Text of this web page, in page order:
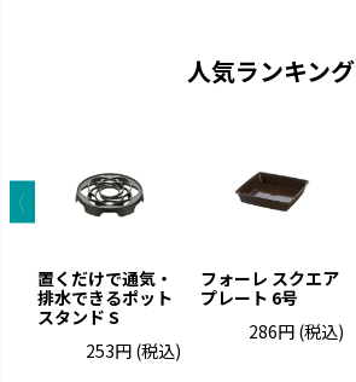
グレーニー
人気ランキング
置くだけで通気・
排水できるポット
スタンド S
253円 (税込)
フォーレ スクエア
プレート 6号
286円 (税込)